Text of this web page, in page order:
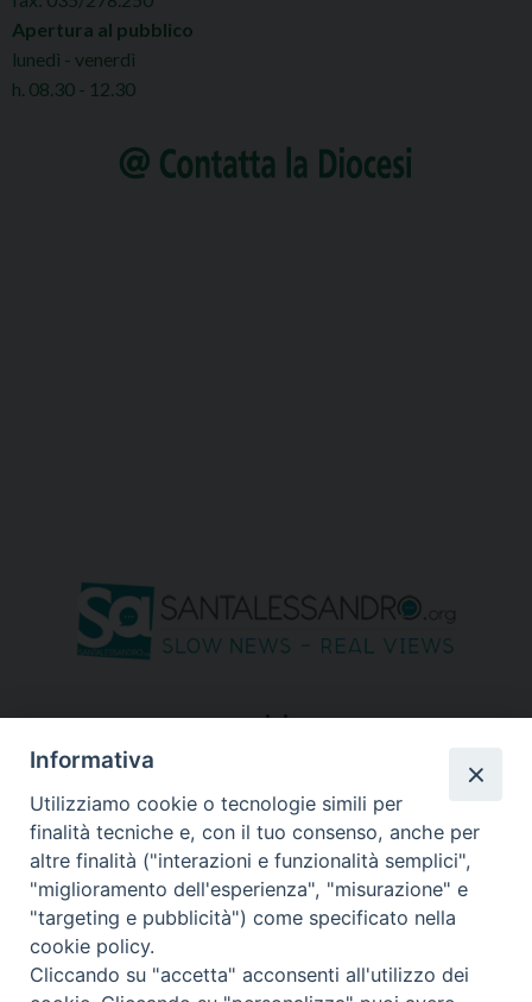
Apertura al pubblico
lunedì - venerdì
h. 08.30 - 12.30
seguici su
Informativa
Utilizziamo cookie o tecnologie simili per
finalità tecniche e, con il tuo consenso, anche per
altre finalità ("interazioni e funzionalità semplici",
"miglioramento dell'esperienza", "misurazione" e
"targeting e pubblicità") come specificato nella
cookie policy.
Cliccando su "accetta" acconsenti all'utilizzo dei